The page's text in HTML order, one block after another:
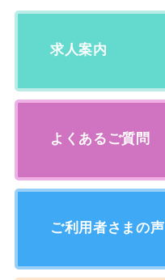
求人案内
よくあるご質問
ご利用者さまの声